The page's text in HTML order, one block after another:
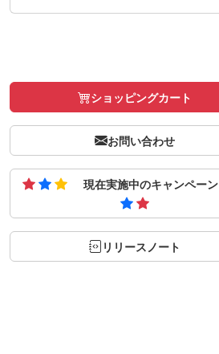
ショッピングカート
お問い合わせ
現在実施中のキャンペーン
リリースノート